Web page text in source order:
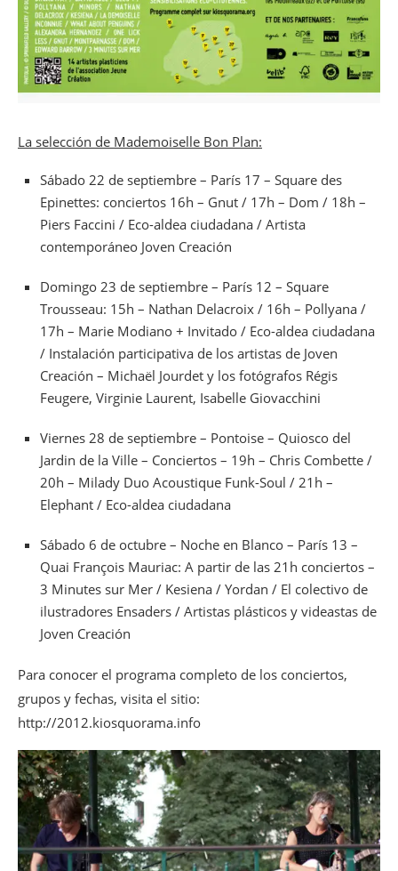
La selección de Mademoiselle Bon Plan:
Sábado 22 de septiembre – París 17 – Square des
Epinettes: conciertos 16h – Gnut / 17h – Dom / 18h –
Piers Faccini / Eco-aldea ciudadana / Artista
contemporáneo Joven Creación
Domingo 23 de septiembre – París 12 – Square
Trousseau: 15h – Nathan Delacroix / 16h – Pollyana /
17h – Marie Modiano + Invitado / Eco-aldea ciudadana
/ Instalación participativa de los artistas de Joven
Creación – Michaël Jourdet y los fotógrafos Régis
Feugere, Virginie Laurent, Isabelle Giovacchini
Viernes 28 de septiembre – Pontoise – Quiosco del
Jardin de la Ville – Conciertos – 19h – Chris Combette /
20h – Milady Duo Acoustique Funk-Soul / 21h –
Elephant / Eco-aldea ciudadana
Sábado 6 de octubre – Noche en Blanco – París 13 –
Quai François Mauriac: A partir de las 21h conciertos –
3 Minutes sur Mer / Kesiena / Yordan / El colectivo de
ilustradores Ensaders / Artistas plásticos y videastas de
Joven Creación
Para conocer el programa completo de los conciertos,
grupos y fechas, visita el sitio:
http://2012.kiosquorama.info